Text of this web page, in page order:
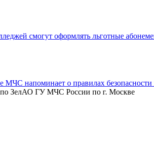
смогут оформлять льготные
МЧС напоминает о правилах
по ЗелАО ГУ МЧС России по г. Москве